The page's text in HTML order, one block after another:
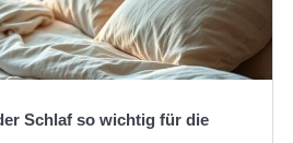
Schlaf so wichtig für die